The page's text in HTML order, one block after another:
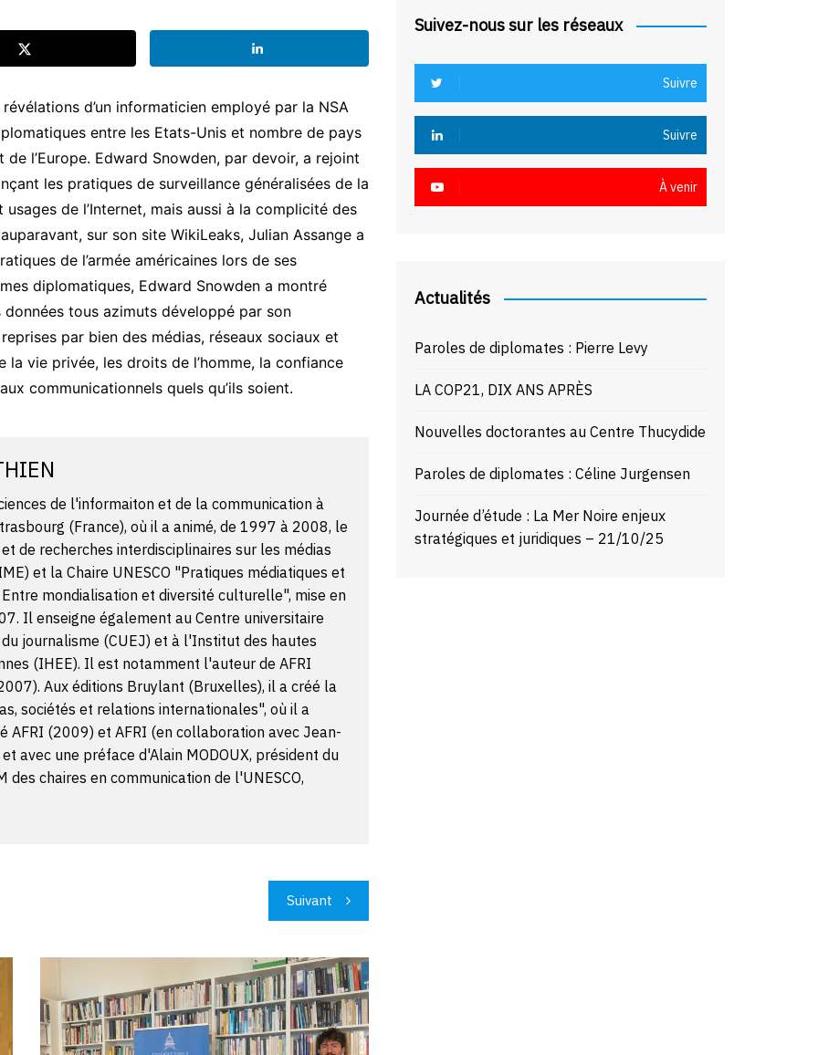
révélations d’un informaticien employé par la NSA
entre les Etats-Unis et nombre de pays
l’Europe. Edward Snowden, par devoir, a rejoint
les pratiques de surveillance généralisées de la
de l’Internet, mais aussi à la complicité des
sur son site WikiLeaks, Julian Assange a
de l’armée américaines lors de ses
diplomatiques, Edward Snowden a montré
données tous azimuts développé par son
par bien des médias, réseaux sociaux et
vie privée, les droits de l’homme, la confiance
communicationnels quels qu’ils soient.
de l'informaiton et de la communication à
(France), où il a animé, de 1997 à 2008, le
de recherches interdisciplinaires sur les médias
et la Chaire UNESCO "Pratiques médiatiques et
mondialisation et diversité culturelle", mise en
Il enseigne également au Centre universitaire
journalisme (CUEJ) et à l'Institut des hautes
(IHEE). Il est notamment l'auteur de AFRI
Aux éditions Bruylant (Bruxelles), il a créé la
sociétés et relations internationales", où il a
AFRI (2009) et AFRI (en collaboration avec Jean-
et avec une préface d'Alain MODOUX, président du
des chaires en communication de l'UNESCO,
Suivant
Suivez-nous sur les réseaux
Suivre
Suivre
À venir
Actualités
Paroles de diplomates : Pierre Levy
LA COP21, DIX ANS APRÈS
Nouvelles doctorantes au Centre Thucydide
Paroles de diplomates : Céline Jurgensen
Journée d’étude : La Mer Noire enjeux
stratégiques et juridiques – 21/10/25